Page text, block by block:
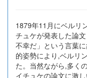
1879年11月にベルリ
チュケが発表した論
不幸だ」という言葉
的姿勢により,ベルリ
た。当然ながら,多く
イチュケの論文に激